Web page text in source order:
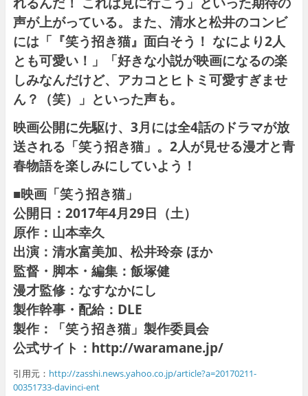
声が上がっている。また、清水と松井のコンビ
には「『笑う招き猫』面白そう！ なにより2人
とも可愛い！」「好きな小説が映画になるの楽
しみなんだけど、アカコとヒトミ可愛すぎませ
ん？（笑）」といった声も。
映画公開に先駆け、3月には全4話のドラマが放
送される「笑う招き猫」。2人が見せる漫才と青
春物語を楽しみにしていよう！
■映画「笑う招き猫」
公開日：2017年4月29日（土）
原作：山本幸久
出演：清水富美加、松井玲奈 ほか
監督・脚本・編集：飯塚健
漫才監修：なすなかにし
製作幹事・配給：DLE
製作：「笑う招き猫」製作委員会
公式サイト：http://waramane.jp/
引用元： http://zasshi.news.yahoo.co.jp/article?a=20170211-
00351733-davinci-ent